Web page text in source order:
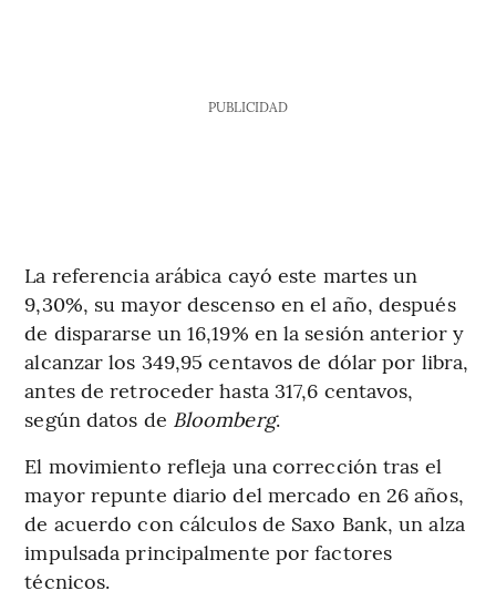
PUBLICIDAD
La referencia arábica cayó este martes un
9,30%, su mayor descenso en el año, después
de dispararse un 16,19% en la sesión anterior y
alcanzar los 349,95 centavos de dólar por libra,
antes de retroceder hasta 317,6 centavos,
según datos de Bloomberg.
El movimiento refleja una corrección tras el
mayor repunte diario del mercado en 26 años,
de acuerdo con cálculos de Saxo Bank, un alza
impulsada principalmente por factores
técnicos.